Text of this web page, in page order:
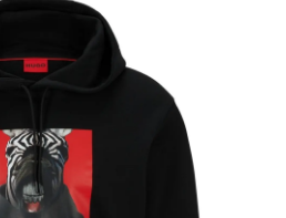
Доставка та
оплата
Новини
Повернення
та обмін
Питання та
Контакти
Догляд
+38(050)4840005